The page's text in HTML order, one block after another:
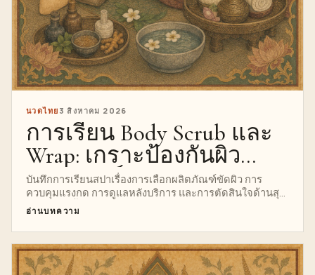
นวดไทย 3 สิงหาคม 2026
การเรียน Body Scrub และ
Wrap: เกราะป้องกันผิว
ผลิตภัณฑ์ และสุขอนามัย
บันทึกการเรียนสปาเรื่องการเลือกผลิตภัณฑ์ขัดผิว การ
ควบคุมแรงกด การดูแลหลังบริการ และการตัดสินใจด้านสุข
อนามัยในชั้นเรียนขัดผิวกาย
อ่านบทความ